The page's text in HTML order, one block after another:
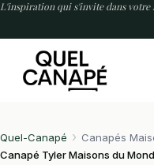
Passer
L'inspiration qui s'invite dans votre
Quel-Canapé
Canapés
Canapé Tyler Maisons du